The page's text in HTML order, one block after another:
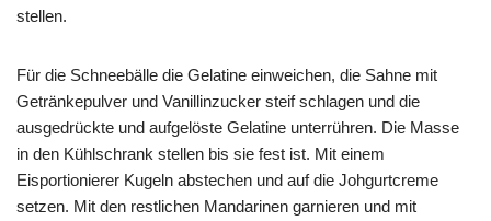
stellen.
Für die Schneebälle die Gelatine einweichen, die Sahne mit
Getränkepulver und Vanillinzucker steif schlagen und die
ausgedrückte und aufgelöste Gelatine unterrühren. Die Masse
in den Kühlschrank stellen bis sie fest ist. Mit einem
Eisportionierer Kugeln abstechen und auf die Johgurtcreme
setzen. Mit den restlichen Mandarinen garnieren und mit